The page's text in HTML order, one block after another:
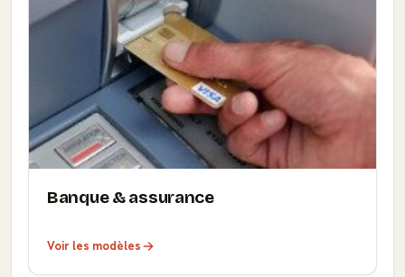
Banque & assurance
Voir les modèles